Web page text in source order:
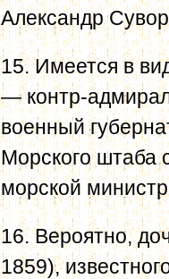
Александр
15. Имеется в
— контр-
военный
Морского штаба
морской
16. Вероятно,
1859),